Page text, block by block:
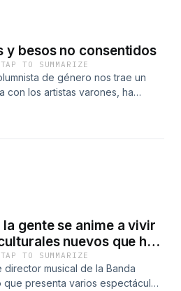
y besos no consentidos
TAP TO SUMMARIZE
de género nos trae un
con los artistas varones, ha
Carlos Vives entre otros.
gente se anime a vivir
nuevos que hay
TAP TO SUMMARIZE
musical de la Banda
presenta varios espectáculos